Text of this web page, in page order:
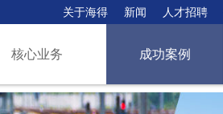
人才招聘
新闻
关于海得
核心业务 成功案例